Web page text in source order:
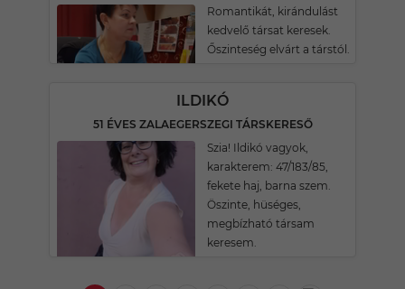
Romantikát, kirándulást
kedvelő társat keresek.
Őszinteség elvárt a társtól.
ILDIKÓ
51 ÉVES ZALAEGERSZEGI TÁRSKERESŐ
Szia! Ildikó vagyok,
karakterem: 47/183/85,
fekete haj, barna szem.
Öszinte, hüséges,
megbízható társam
keresem.